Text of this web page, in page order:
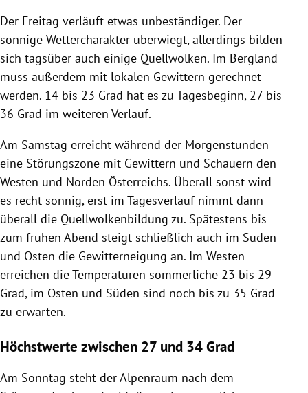
Der Freitag verläuft etwas unbeständiger. Der
sonnige Wettercharakter überwiegt, allerdings bilden
sich tagsüber auch einige Quellwolken. Im Bergland
muss außerdem mit lokalen Gewittern gerechnet
werden. 14 bis 23 Grad hat es zu Tagesbeginn, 27 bis
36 Grad im weiteren Verlauf.
Am Samstag erreicht während der Morgenstunden
eine Störungszone mit Gewittern und Schauern den
Westen und Norden Österreichs. Überall sonst wird
es recht sonnig, erst im Tagesverlauf nimmt dann
überall die Quellwolkenbildung zu. Spätestens bis
zum frühen Abend steigt schließlich auch im Süden
und Osten die Gewitterneigung an. Im Westen
erreichen die Temperaturen sommerliche 23 bis 29
Grad, im Osten und Süden sind noch bis zu 35 Grad
zu erwarten.
Höchstwerte zwischen 27 und 34 Grad
Am Sonntag steht der Alpenraum nach dem